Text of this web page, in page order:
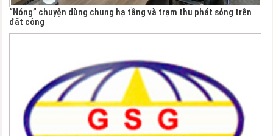
“Nóng” chuyện dùng chung hạ tầng và trạm thu phát sóng trên
đất công